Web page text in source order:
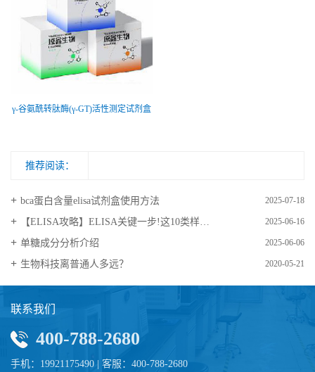
γ-谷氨酰转肽酶(γ-GT)活性测定试剂盒
推荐阅读：
bca蛋白含量elisa试剂盒使用方法 2025-07-18
【ELISA攻略】ELISA关键一步!这10类样品要如何处理? 2025-06-16
​单糖成分分析介绍 2025-06-06
生物科技离普通人多远？ 2020-05-21
联系我们
400-788-2680
手机：19921175490 | 客服：400-788-2680